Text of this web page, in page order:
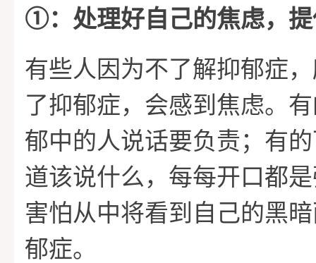
➀：处理好自己的焦虑，
有些人因为不了解抑郁症
了抑郁症，会感到焦虑。
郁中的人说话要负责；有
道该说什么，每每开口都
害怕从中将看到自己的黑
郁症。